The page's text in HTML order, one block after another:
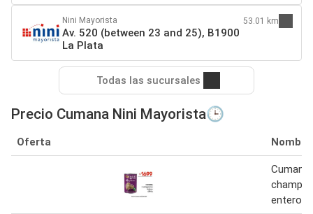
Nini Mayorista
Av. 520 (between 23 and 25), B1900
La Plata
53.01 km
Todas las sucursales
Precio Cumana Nini Mayorista🕒
Oferta Nombre
Cumana
enteros